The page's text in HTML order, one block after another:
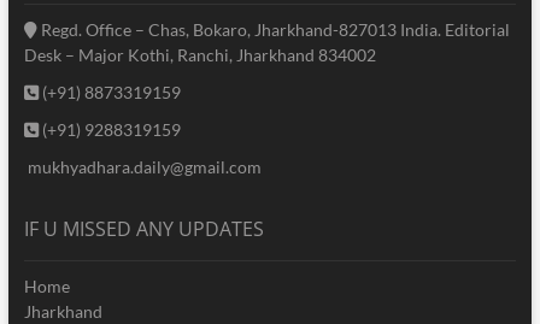
Regd. Office – Chas, Bokaro, Jharkhand-827013 India. Editorial
Desk – Major Kothi, Ranchi, Jharkhand 834002
(+91) 8873319159
(+91) 9288319159
mukhyadhara.daily@gmail.com
IF U MISSED ANY UPDATES
Home
Jharkhand